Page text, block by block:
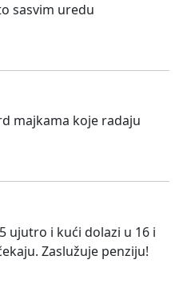
sasvim uredu
majkama koje radaju
ujutro i kući dolazi u 16 i
Zaslužuje penziju!